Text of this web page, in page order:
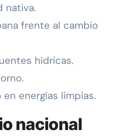
nativa.
frente al cambio
hídricas.
energías limpias.
nacional